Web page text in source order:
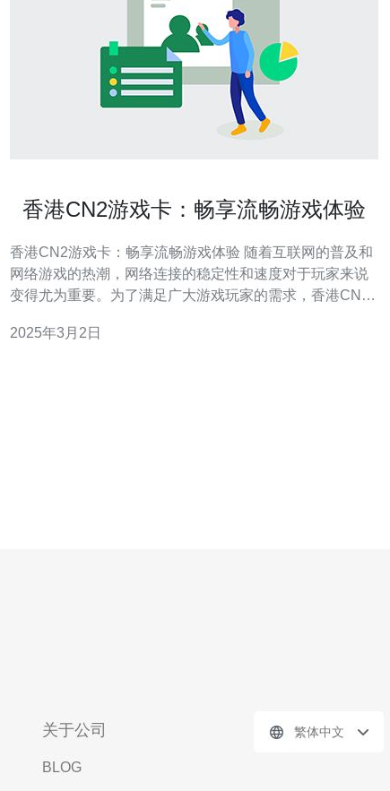
香港CN2游戏卡：畅享流畅游戏体验
香港CN2游戏卡：畅享流畅游戏体验 随着互联网的普及和
网络游戏的热潮，网络连接的稳定性和速度对于玩家来说
变得尤为重要。为了满足广大游戏玩家的需求，香港CN2
的网络连接，成为众多玩家选择的首选。 香港CN2游戏卡
2025年3月2日
关于公司
BLOG
繁体中文